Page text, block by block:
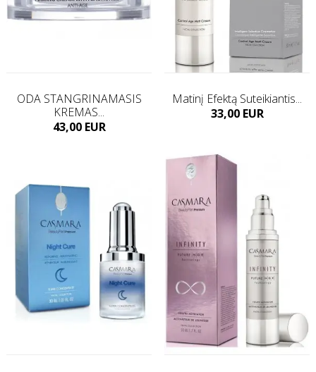
ODA STANGRINAMASIS
KREMAS...
Kaina
43,00 EUR
Matinį Efektą Suteikiantis...
Kaina
33,00 EUR
Į KREPŠELĮ